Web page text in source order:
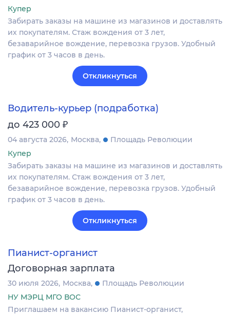
Купер
Забирать заказы на машине из магазинов и доставлять
их покупателям. Стаж вождения от 3 лет,
безаварийное вождение, перевозка грузов. Удобный
график от 3 часов в день.
Откликнуться
Водитель-курьер (подработка)
до 423 000 ₽
04 августа 2026 Москва
Площадь Революции
Купер
Забирать заказы на машине из магазинов и доставлять
их покупателям. Стаж вождения от 3 лет,
безаварийное вождение, перевозка грузов. Удобный
график от 3 часов в день.
Откликнуться
Пианист-органист
Договорная зарплата
30 июля 2026 Москва
Площадь Революции
НУ МЭРЦ МГО ВОС
Приглашаем на вакансию Пианист-органист,